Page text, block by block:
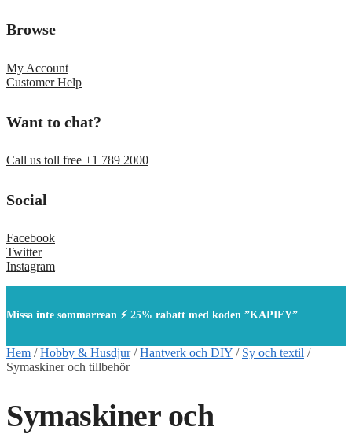
Browse
My Account
Customer Help
Want to chat?
Call us toll free +1 789 2000
Social
Facebook
Twitter
Instagram
Missa inte sommarrean ⚡ 25% rabatt med koden ”KAPIFY”
Hem /Hobby & Husdjur/Hantverk och DIY / Sy och textil /
Symaskiner och tillbehör
Symaskiner och